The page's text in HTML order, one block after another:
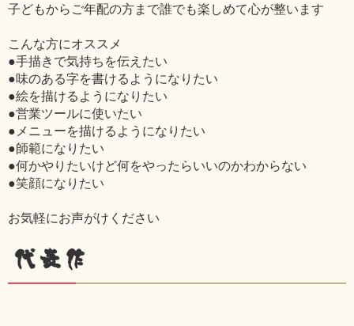
子どもからご年配の方まで誰でも楽しめて心が整います
こんな方にオススメ
●手描きで気持ちを伝えたい
●味のある字を書けるようになりたい
●絵を描けるようになりたい
●営業ツールに使いたい
●メニューを描けるようになりたい
●師範になりたい
●何かやりたいけど何をやったらいいのかわからない
●笑顔になりたい
お気軽にお声がけください
代表作